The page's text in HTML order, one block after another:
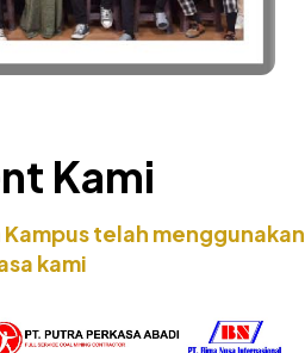
Kami
telah menggunakan
kami